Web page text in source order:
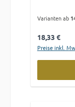
Varianten ab
Regulärer
18,33 €
Preise inkl.